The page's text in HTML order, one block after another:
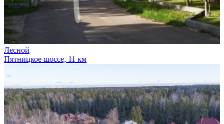
Лесной
Пятницкое шоссе, 11 км